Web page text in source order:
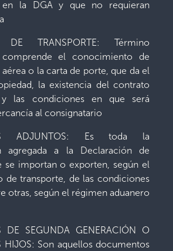
en la DGA y que no requieran
DE TRANSPORTE: Término
el conocimiento de
o la carta de porte, que da el
la existencia del contrato
las condiciones en que será
al consignatario
ADJUNTOS: Es toda la
agregada a la Declaración de
se importan o exporten, según el
de transporte, de las condiciones
otras, según el régimen aduanero
DE SEGUNDA GENERACIÓN O
HIJOS: Son aquellos documentos